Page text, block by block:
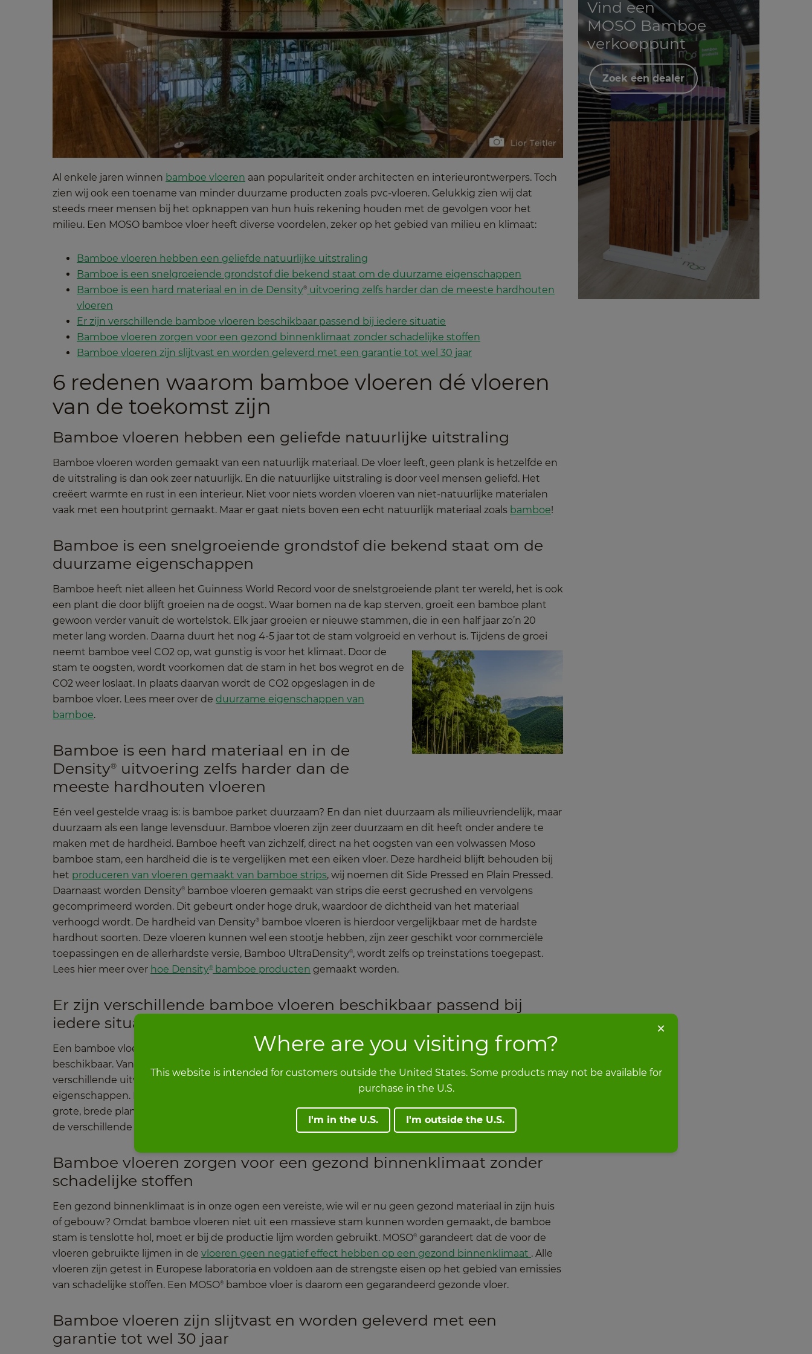
×
Where are you visiting from?
This website is intended for customers outside the United States. Some products may not be available for
purchase in the U.S.
I'm in the U.S. I'm outside the U.S.
Al enkele jaren winnen bamboe vloeren aan populariteit onder architecten en interieurontwerpers. Toch
zien wij ook een toename van minder duurzame producten zoals pvc-vloeren. Gelukkig zien wij dat
steeds meer mensen bij het opknappen van hun huis rekening houden met de gevolgen voor het
milieu. Een MOSO bamboe vloer heeft diverse voordelen, zeker op het gebied van milieu en klimaat:
Bamboe vloeren hebben een geliefde natuurlijke uitstraling
Bamboe is een snelgroeiende grondstof die bekend staat om de duurzame eigenschappen
Bamboe is een hard materiaal en in de Density® uitvoering zelfs harder dan de meeste hardhouten
vloeren
Er zijn verschillende bamboe vloeren beschikbaar passend bij iedere situatie
Bamboe vloeren zorgen voor een gezond binnenklimaat zonder schadelijke stoffen
Bamboe vloeren zijn slijtvast en worden geleverd met een garantie tot wel 30 jaar
6 redenen waarom bamboe vloeren dé vloeren
van de toekomst zijn
Bamboe vloeren hebben een geliefde natuurlijke uitstraling
Bamboe vloeren worden gemaakt van een natuurlijk materiaal. De vloer leeft, geen plank is hetzelfde en
de uitstraling is dan ook zeer natuurlijk. En die natuurlijke uitstraling is door veel mensen geliefd. Het
creëert warmte en rust in een interieur. Niet voor niets worden vloeren van niet-natuurlijke materialen
vaak met een houtprint gemaakt. Maar er gaat niets boven een echt natuurlijk materiaal zoals bamboe!
Bamboe is een snelgroeiende grondstof die bekend staat om de
duurzame eigenschappen
Bamboe heeft niet alleen het Guinness World Record voor de snelstgroeiende plant ter wereld, het is ook
een plant die door blijft groeien na de oogst. Waar bomen na de kap sterven, groeit een bamboe plant
gewoon verder vanuit de wortelstok. Elk jaar groeien er nieuwe stammen, die in een half jaar zo’n 20
meter lang worden. Daarna duurt het nog 4-5 jaar tot de stam volgroeid en verhout is. Tijdens de groei
neemt bamboe veel CO2 op, wat gunstig is voor het klimaat. Door de
stam te oogsten, wordt voorkomen dat de stam in het bos wegrot en de
CO2 weer loslaat. In plaats daarvan wordt de CO2 opgeslagen in de
bamboe vloer. Lees meer over de duurzame eigenschappen van
bamboe.
Bamboe is een hard materiaal en in de
Density® uitvoering zelfs harder dan de
meeste hardhouten vloeren
Eén veel gestelde vraag is: is bamboe parket duurzaam? En dan niet duurzaam als milieuvriendelijk, maar
duurzaam als een lange levensduur. Bamboe vloeren zijn zeer duurzaam en dit heeft onder andere te
maken met de hardheid. Bamboe heeft van zichzelf, direct na het oogsten van een volwassen Moso
bamboe stam, een hardheid die is te vergelijken met een eiken vloer. Deze hardheid blijft behouden bij
het produceren van vloeren gemaakt van bamboe strips, wij noemen dit Side Pressed en Plain Pressed.
Daarnaast worden Density® bamboe vloeren gemaakt van strips die eerst gecrushed en vervolgens
gecomprimeerd worden. Dit gebeurt onder hoge druk, waardoor de dichtheid van het materiaal
verhoogd wordt. De hardheid van Density® bamboe vloeren is hierdoor vergelijkbaar met de hardste
hardhout soorten. Deze vloeren kunnen wel een stootje hebben, zijn zeer geschikt voor commerciële
toepassingen en de allerhardste versie, Bamboo UltraDensity®, wordt zelfs op treinstations toegepast.
Lees hier meer over hoe Density® bamboe producten gemaakt worden.
Er zijn verschillende bamboe vloeren beschikbaar passend bij
iedere situatie
Een bamboe vloer is net als andere type vloeren: er zijn verschillende uitvoeringen en kleuren
beschikbaar. Van brede en lange planken tot matjes van dunne bamboe strips, alles is mogelijk. Deze
verschillende uitvoeringen zien er niet alleen anders uit, maar bieden ook verschillende technische
eigenschappen. Kleinere planken, gemaakt van rechte bamboe strips, zijn de meest voordelige keuze en
grote, brede planken van keihard Density
bamboe hebben een hogere prijs.Wij informeren u graag over
de verschillende bamboe vloeren in de
Bamboe vloeren vergelijking.
Bamboe vloeren zorgen voor een gezond binnenklimaat zonder
schadelijke stoffen
Een gezond binnenklimaat is in onze ogen een vereiste, wie wil er nu geen gezond materiaal in zijn huis
of gebouw? Omdat bamboe vloeren niet uit een massieve stam kunnen worden gemaakt, de bamboe
stam is tenslotte hol, moet er bij de productie lijm worden gebruikt. MOSO® garandeert dat de voor de
vloeren gebruikte lijmen in de vloeren geen negatief effect hebben op een gezond binnenklimaat . Alle
vloeren zijn getest in Europese laboratoria en voldoen aan de strengste eisen op het gebied van emissies
van schadelijke stoffen. Een MOSO® bamboe vloer is daarom een gegarandeerd gezonde vloer.
Bamboe vloeren zijn slijtvast en worden geleverd met een
garantie tot wel 30 jaar
Vind een
MOSO Bamboe
verkooppunt
Zoek een dealer